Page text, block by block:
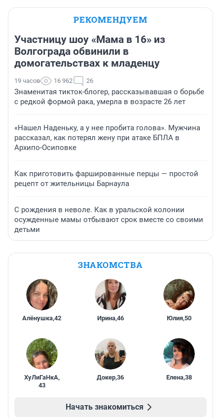
РЕКОМЕНДУЕМ
Участницу шоу «Мама в 16» из
Волгограда обвинили в
домогательствах к младенцу
19 часов 16 962 26
Знаменитая тикток-блогер, рассказывавшая о борьбе
с редкой формой рака, умерла в возрасте 26 лет
«Нашел Наденьку, а у нее пробита голова». Мужчина
рассказал, как потерял жену при атаке БПЛА в
Архипо-Осиповке
Как приготовить фаршированные перцы — простой
рецепт от жительницы Барнаула
С рождения в неволе. Как в уральской колонии
осужденные мамы отбывают срок вместе со своими
детьми
ЗНАКОМСТВА
Алёнушка,42 Ирина,46 Юлия,50
ХуЛиГаНкА,
43
Докер,36 Елена,38
Начать знакомиться